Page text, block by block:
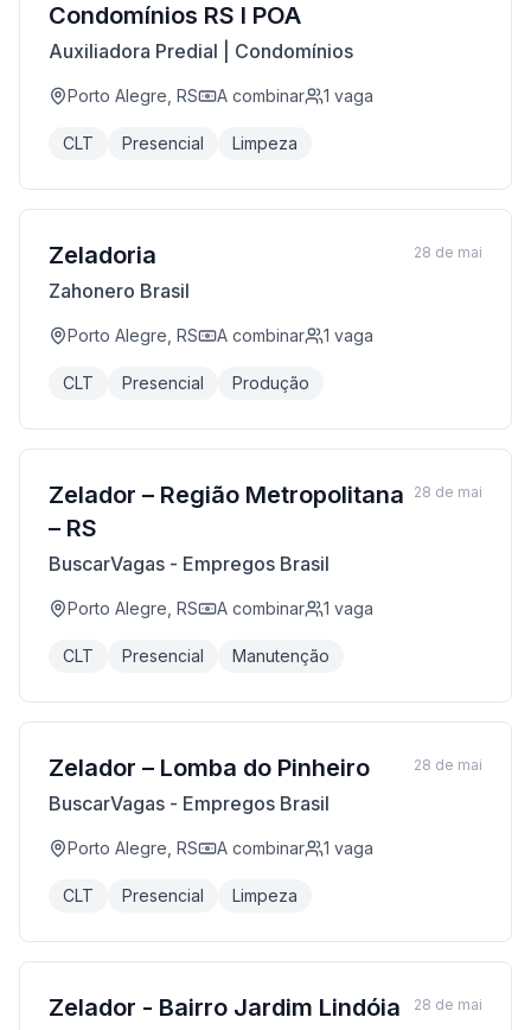
Condomínios RS I POA
Auxiliadora Predial | Condomínios
Porto Alegre, RS A combinar 1 vaga
CLT Presencial Limpeza
Zeladoria
Zahonero Brasil
Porto Alegre, RS A combinar 1 vaga
CLT Presencial Produção
28 de mai
Zelador – Região Metropolitana
– RS
BuscarVagas - Empregos Brasil
Porto Alegre, RS A combinar 1 vaga
CLT Presencial Manutenção
28 de mai
Zelador – Lomba do Pinheiro
BuscarVagas - Empregos Brasil
Porto Alegre, RS A combinar 1 vaga
CLT Presencial Limpeza
28 de mai
Zelador - Bairro Jardim Lindóia 28 de mai